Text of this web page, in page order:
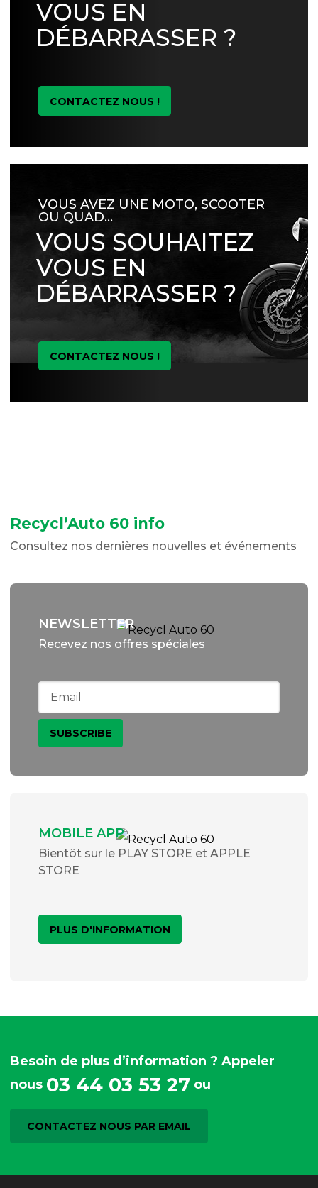
VOUS EN
DÉBARRASSER ?
CONTACTEZ NOUS !
VOUS AVEZ UNE MOTO, SCOOTER
OU QUAD…
VOUS SOUHAITEZ
VOUS EN
DÉBARRASSER ?
CONTACTEZ NOUS !
Recycl’Auto 60 info
Consultez nos dernières nouvelles et événements
NEWSLETTER
Recevez nos offres spéciales
MOBILE APP
Bientôt sur le PLAY STORE et APPLE
STORE
PLUS D'INFORMATION
Besoin de plus d’information ? Appeler
nous 03 44 03 53 27 ou
CONTACTEZ NOUS PAR EMAIL